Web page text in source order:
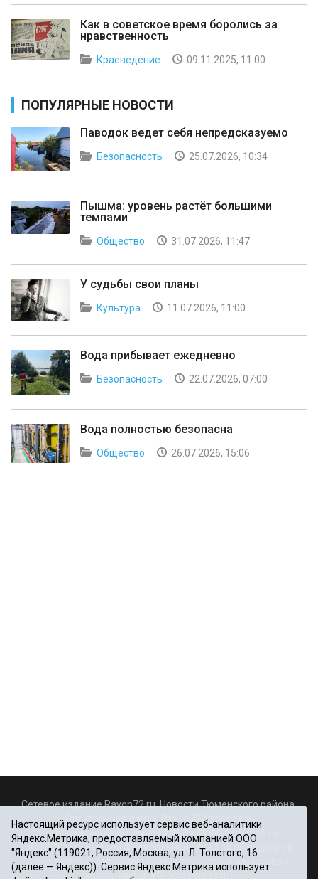
Как в советское время боролись за
нравственность
Краеведение 09.11.2025, 11:00
ПОПУЛЯРНЫЕ НОВОСТИ
Паводок ведет себя непредсказуемо
Безопасность 25.07.2026, 10:34
Пышма: уровень растёт большими
темпами
Общество 31.07.2026, 11:47
У судьбы свои планы
Культура 11.07.2026, 11:00
Вода прибывает ежедневно
Безопасность 22.07.2026, 07:00
Вода полностью безопасна
Общество 26.07.2026, 15:06
Сетевое издание Rayon72.ru. Новости Тюменского района.
Rayon72@yandex.ru
Регистрационный номер СМИ Эл № ФС77-67956 от
06.12.2016г., выдано Федеральной службой по надзору в
сфере связи, информационных технологий и массовых
коммуникаций (Роскомнадзор)
Настоящий ресурс использует сервис веб-аналитики
Яндекс.Метрика, предоставляемый компанией ООО
"Яндекс" (119021, Россия, Москва, ул. Л. Толстого, 16
(далее — Яндекс)). Сервис Яндекс.Метрика использует